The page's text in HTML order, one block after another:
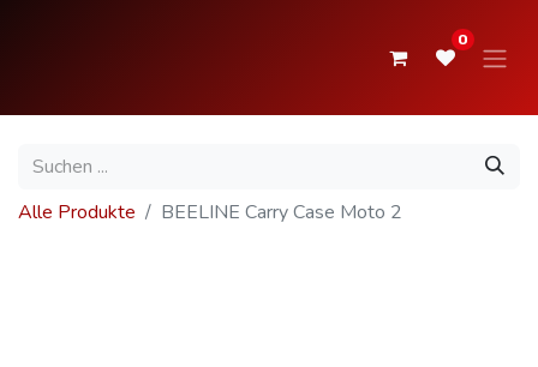
0
Alle Produkte BEELINE Carry Case Moto 2